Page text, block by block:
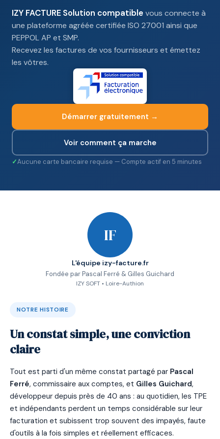
IZY FACTURE Solution compatible vous connecte à
une plateforme agréée certifiée ISO 27001 ainsi que
PEPPOL AP et SMP.
Recevez les factures de vos fournisseurs et émettez
les vôtres.
Démarrer gratuitement →
Voir comment ça marche
Aucune carte bancaire requise — Compte actif en 5 minutes
NOTRE HISTOIRE
Un constat simple, une conviction
claire
Tout est parti d'un même constat partagé par Pascal
Ferré, commissaire aux comptes, et Gilles Guichard,
développeur depuis près de 40 ans : au quotidien, les TPE
et indépendants perdent un temps considérable sur leur
facturation et subissent trop souvent des impayés, faute
d'outils à la fois simples et réellement efficaces.
IF
L'équipe izy-facture.fr
Fondée par Pascal Ferré & Gilles Guichard
IZY SOFT • Loire-Authion